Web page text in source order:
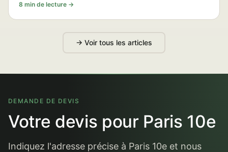
8 min de lecture →
→ Voir tous les articles
DEMANDE DE DEVIS
Votre devis pour Paris 10e
Indiquez l'adresse précise à Paris 10e et nous